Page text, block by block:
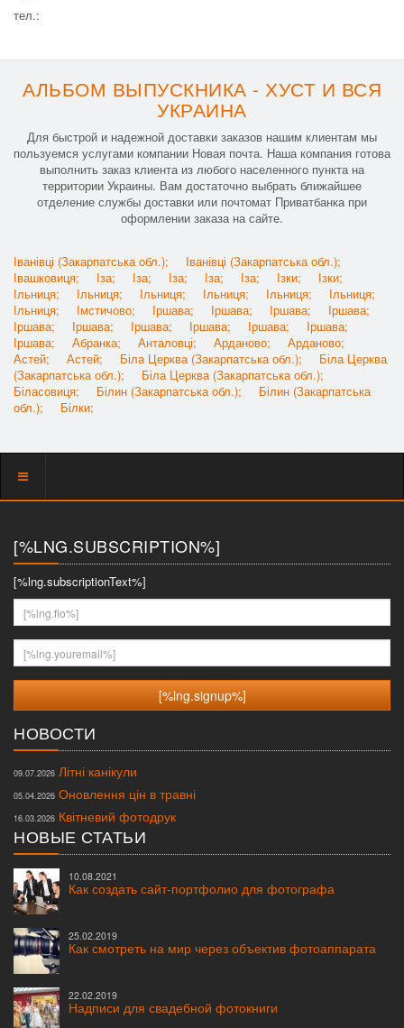
тел.:
АЛЬБОМ ВЫПУСКНИКА - ХУСТ И ВСЯ
УКРАИНА
Для быстрой и надежной доставки заказов нашим клиентам мы
пользуемся услугами компании Новая почта. Наша компания готова
выполнить заказ клиента из любого населенного пункта на
территории Украины. Вам достаточно выбрать ближайшее
отделение службы доставки или почтомат Приватбанка при
оформлении заказа на сайте.
Іванівці (Закарпатська обл.);
Іванівці (Закарпатська обл.);
Івашковиця;
Іза; Іза; Іза; Іза; Іза; Ізки;
Ізки;
Ільниця;
Ільниця; Ільниця; Ільниця; Ільниця;
Ільниця;
Ільниця;
Імстичово; Іршава; Іршава; Іршава;
Іршава;
Іршава;
Іршава; Іршава; Іршава; Іршава;
Іршава;
Іршава;
Абранка; Анталовці; Арданово;
Арданово;
Астей;
Астей; Біла Церква (Закарпатська обл.);
Біла Церква
(Закарпатська обл.);
Біла Церква (Закарпатська обл.);
Біласовиця;
Білин (Закарпатська обл.);
Білин (Закарпатська
обл.);
Білки;
Показать
[%LNG.SUBSCRIPTION%]
[%lng.subscriptionText%]
[%lng.fio%]
[%lng.youremail%]
НОВОСТИ
09.07.2026 Літні канікули
05.04.2026 Оновлення цін в травні
16.03.2026 Квітневий фотодрук
НОВЫЕ СТАТЬИ
10.08.2021
Как создать сайт-портфолио для фотографа
25.02.2019
Как смотреть на мир через объектив фотоаппарата
22.02.2019
Надписи для свадебной фотокниги